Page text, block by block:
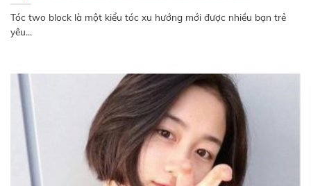
Tóc two block là một kiểu tóc xu hướng mới được nhiều bạn trẻ
yêu...